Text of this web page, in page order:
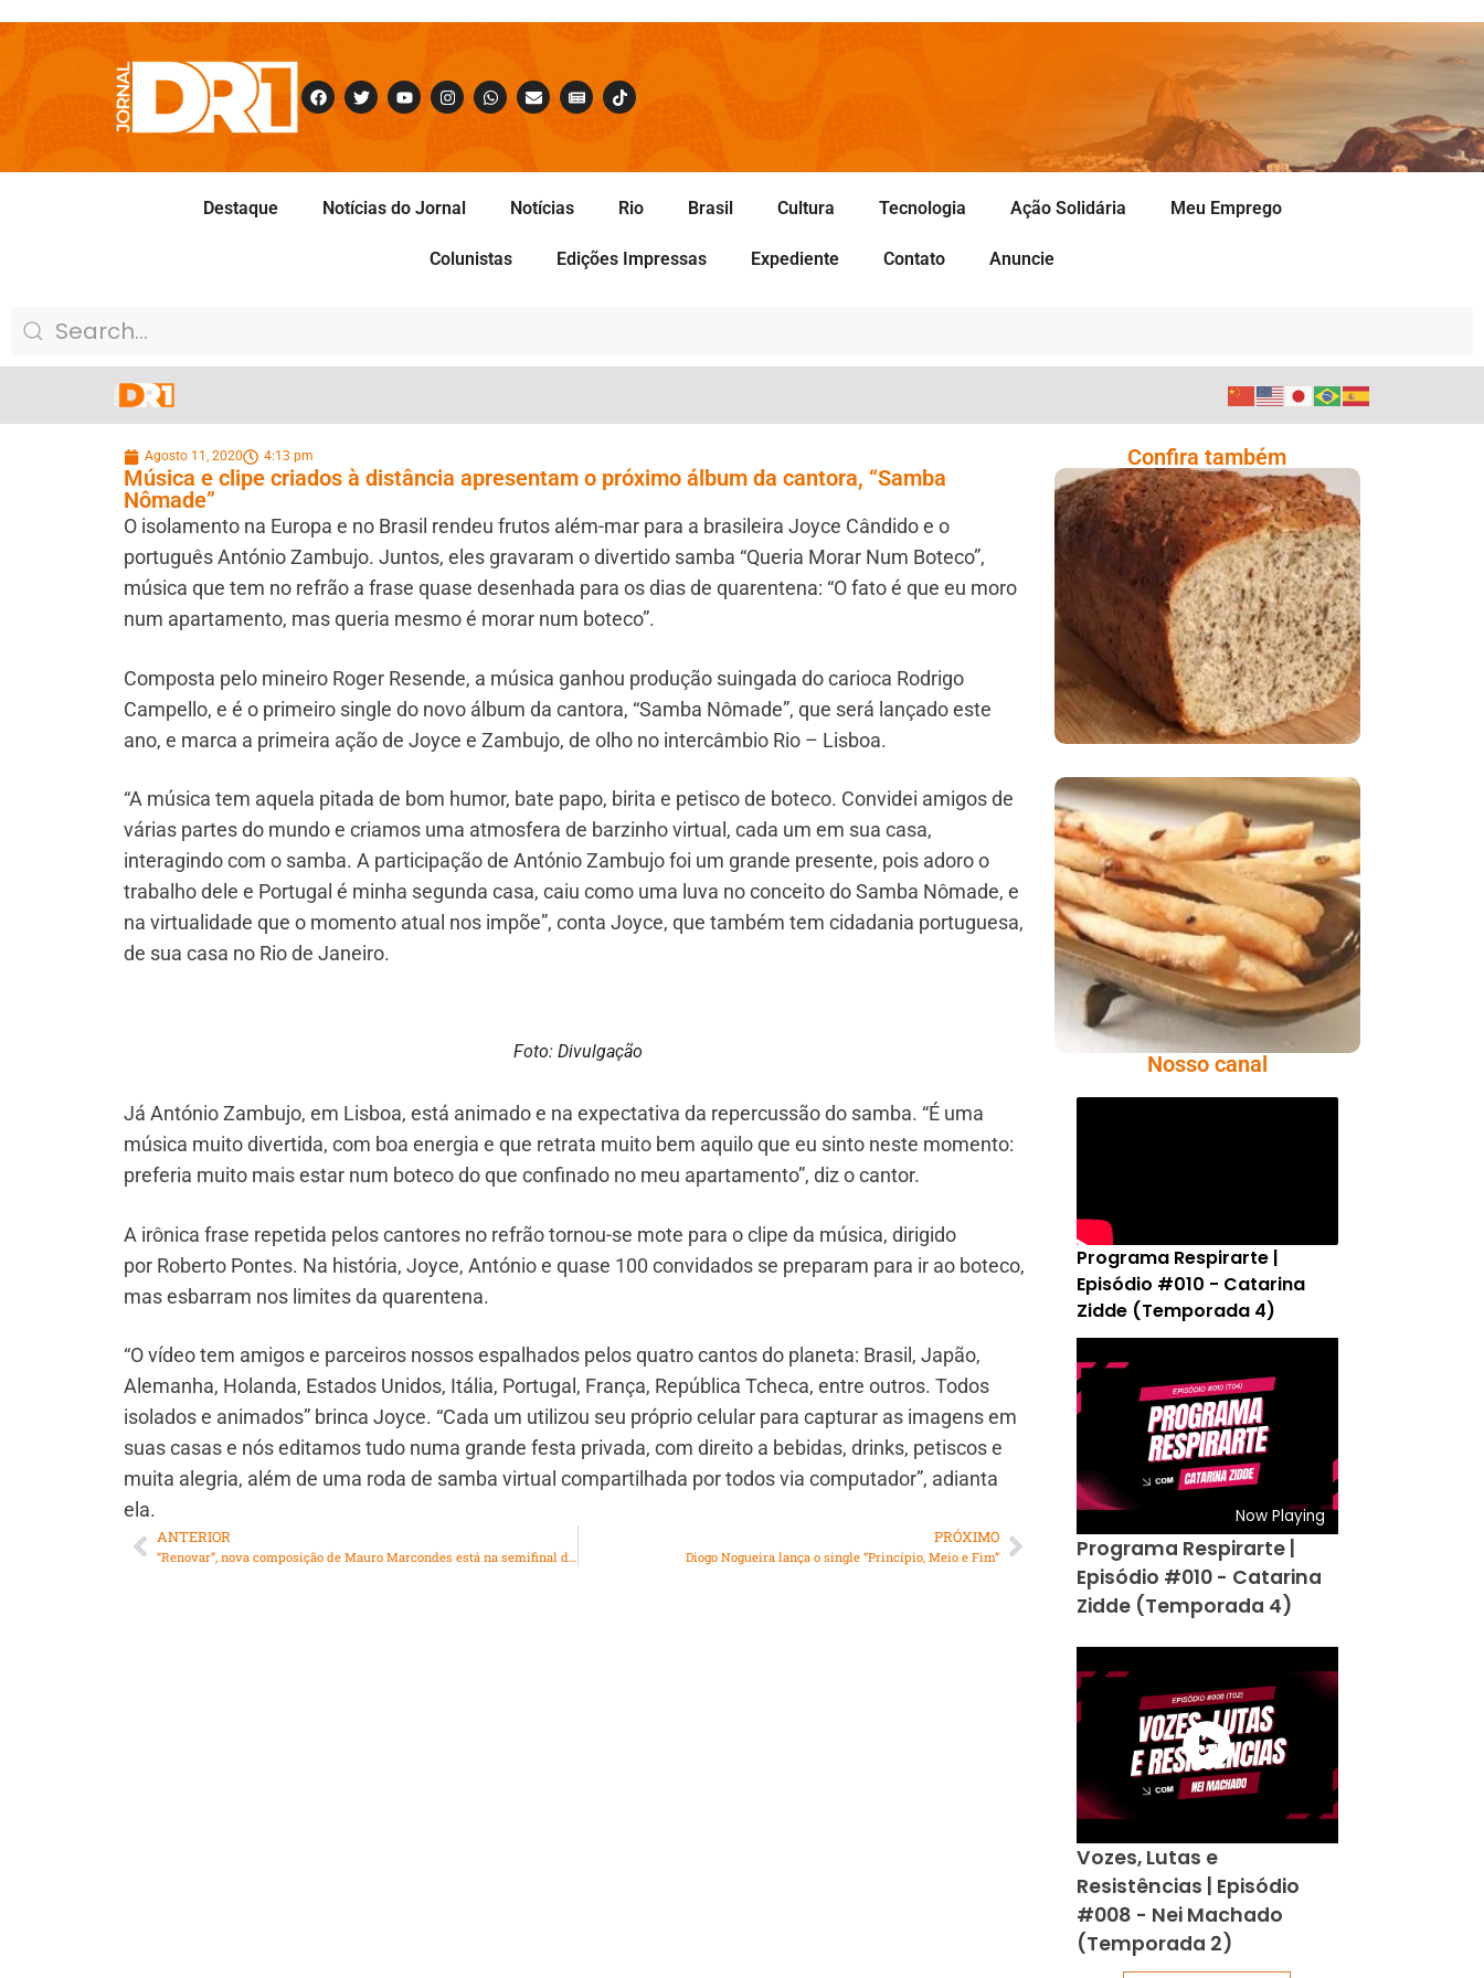
Destaque Notícias do Jornal Notícias Rio Brasil Cultura Tecnologia Ação Solidária Meu Emprego
Colunistas Edições Impressas Expediente Contato Anuncie
Agosto 11, 2020 4:13 pm
Música e clipe criados à distância apresentam o próximo álbum da cantora, “Samba
Nômade”
O isolamento na Europa e no Brasil rendeu frutos além-mar para a brasileira Joyce Cândido e o
português António Zambujo. Juntos, eles gravaram o divertido samba “Queria Morar Num Boteco”,
música que tem no refrão a frase quase desenhada para os dias de quarentena: “O fato é que eu moro
num apartamento, mas queria mesmo é morar num boteco”.
Composta pelo mineiro Roger Resende, a música ganhou produção suingada do carioca Rodrigo
Campello, e é o primeiro single do novo álbum da cantora, “Samba Nômade”, que será lançado este
ano, e marca a primeira ação de Joyce e Zambujo, de olho no intercâmbio Rio – Lisboa.
“A música tem aquela pitada de bom humor, bate papo, birita e petisco de boteco. Convidei amigos de
várias partes do mundo e criamos uma atmosfera de barzinho virtual, cada um em sua casa,
interagindo com o samba. A participação de António Zambujo foi um grande presente, pois adoro o
trabalho dele e Portugal é minha segunda casa, caiu como uma luva no conceito do Samba Nômade, e
na virtualidade que o momento atual nos impõe”, conta Joyce, que também tem cidadania portuguesa,
de sua casa no Rio de Janeiro.
Foto: Divulgação
Já António Zambujo, em Lisboa, está animado e na expectativa da repercussão do samba. “É uma
música muito divertida, com boa energia e que retrata muito bem aquilo que eu sinto neste momento:
preferia muito mais estar num boteco do que confinado no meu apartamento”, diz o cantor.
A irônica frase repetida pelos cantores no refrão tornou-se mote para o clipe da música, dirigido
por Roberto Pontes. Na história, Joyce, António e quase 100 convidados se preparam para ir ao boteco,
mas esbarram nos limites da quarentena.
“O vídeo tem amigos e parceiros nossos espalhados pelos quatro cantos do planeta: Brasil, Japão,
Alemanha, Holanda, Estados Unidos, Itália, Portugal, França, República Tcheca, entre outros. Todos
isolados e animados” brinca Joyce. “Cada um utilizou seu próprio celular para capturar as imagens em
suas casas e nós editamos tudo numa grande festa privada, com direito a bebidas, drinks, petiscos e
muita alegria, além de uma roda de samba virtual compartilhada por todos via computador”, adianta
ela.
ANTERIOR
“Renovar”, nova composição de Mauro Marcondes está na semifinal da Rádio MEC
PRÓXIMO
Diogo Nogueira lança o single “Princípio, Meio e Fim”
Confira também
Comer Bem: Pão Low
Carb
Comer Bem:
Palitinhos De Cebola
E Salsa
Nosso canal
Programa Respirarte |
Episódio #010 - Catarina
Zidde (Temporada 4)
Now Playing
Programa Respirarte |
Episódio #010 - Catarina
Zidde (Temporada 4)
Vozes, Lutas e
Resistências | Episódio
#008 - Nei Machado
(Temporada 2)